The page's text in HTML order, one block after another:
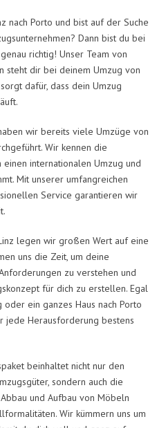
nach Porto und bist auf der Suche
Dann bist du bei
richtig! Unser Team von
steht dir bei deinem Umzug von
dafür, dass dein Umzug
wir bereits viele Umzüge von
Wir kennen die
internationalen Umzug und
Mit unserer umfangreichen
Service garantieren wir
legen wir großen Wert auf eine
uns die Zeit, um deine
zu verstehen und
für dich zu erstellen. Egal
ein ganzes Haus nach Porto
jede Herausforderung bestens
beinhaltet nicht nur den
sondern auch die
und Aufbau von Möbeln
Wir kümmern uns um